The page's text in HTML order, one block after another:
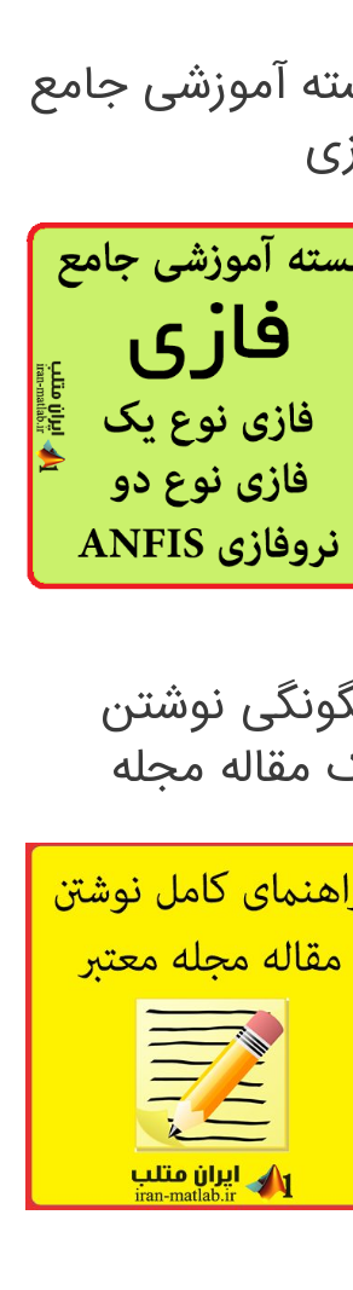
آموزشی جامع
نوشتن
مقاله مجله